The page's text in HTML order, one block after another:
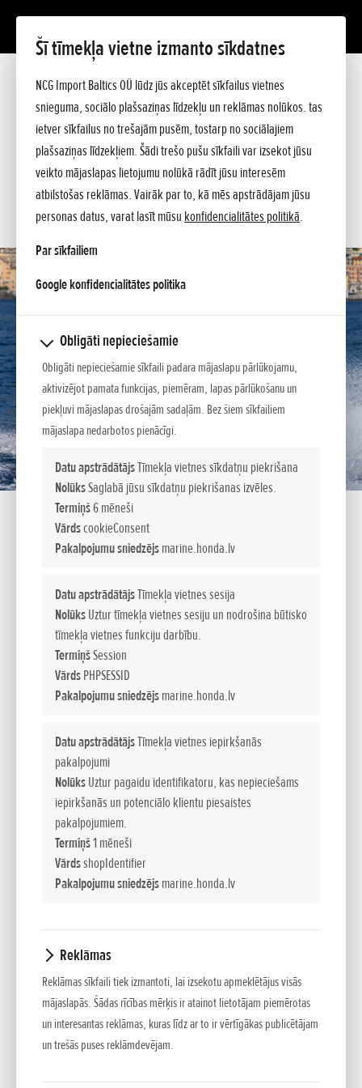
Šī tīmekļa vietne izmanto sīkdatnes
NCG Import Baltics OÜ lūdz jūs akceptēt sīkfailus vietnes
snieguma, sociālo plašsaziņas līdzekļu un reklāmas nolūkos. tas
ietver sīkfailus no trešajām pusēm, tostarp no sociālajiem
plašsaziņas līdzekļiem. Šādi trešo pušu sīkfaili var izsekot jūsu
veikto mājaslapas lietojumu nolūkā rādīt jūsu interesēm
atbilstošas reklāmas. Vairāk par to, kā mēs apstrādājam jūsu
personas datus, varat lasīt mūsu konfidencialitātes politikā.
Par sīkfailiem
Google konfidencialitātes politikaopens in a new tab
Obligāti nepieciešamie
Obligāti nepieciešamie sīkfaili padara mājaslapu pārlūkojamu,
aktivizējot pamata funkcijas, piemēram, lapas pārlūkošanu un
piekļuvi mājaslapas drošajām sadaļām. Bez šiem sīkfailiem
mājaslapa nedarbotos pienācīgi.
Datu apstrādātājsTīmekļa vietnes sīkdatņu piekrišana
NolūksSaglabā jūsu sīkdatņu piekrišanas izvēles.
Termiņš6 mēneši
VārdscookieConsent
Pakalpojumu sniedzējsmarine.honda.lv
Datu apstrādātājsTīmekļa vietnes sesija
NolūksUztur tīmekļa vietnes sesiju un nodrošina būtisko
tīmekļa vietnes funkciju darbību.
TermiņšSession
VārdsPHPSESSID
Pakalpojumu sniedzējsmarine.honda.lv
Datu apstrādātājsTīmekļa vietnes iepirkšanās
pakalpojumi
NolūksUztur pagaidu identifikatoru, kas nepieciešams
iepirkšanās un potenciālo klientu piesaistes
pakalpojumiem.
Termiņš1 mēneši
VārdsshopIdentifier
Pakalpojumu sniedzējsmarine.honda.lv
Reklāmas
Reklāmas sīkfaili tiek izmantoti, lai izsekotu apmeklētājus visās
mājaslapās. Šādas rīcības mērķis ir atainot lietotājam piemērotas
un interesantas reklāmas, kuras līdz ar to ir vērtīgākas publicētājam
un trešās puses reklāmdevējam.
Prezentācija
Tehniskie dati
Cenrādis
Jautājiet sīkāku informāciju
PIEDĀVĀJUMS
SERVISA LAIKS
KONTAKTI
BAUDAS PILNS ’’LIDOJUMS’’
Esiet gatavs piedzīvojumiem tur tālajā plašumā? Hondas
piekaramais motors BF 115 ir gatavs nogādāt jūs tur!
JAUDĪGS UN VIENMĒRĪGS BRAUCIENS
Tomēr šis motors nodrošina patiesi komfortablu gaitu,
pateicoties elektroniskajai degvielas iesmidzināšanas
sistēmai (PGM-FI), divu līdzsvara vārpstu sistēmai un motora
bloka pamatnē novietotajam spararatam, kas padara
vibrācijas līmeni gandrīz neesošu.
KATRS PILIENS IR SVARĪGS
gaisa-degvielas attiecību un degvielas iesmidzināšanas laiku,
degvielas kā parastie 2-taktu dzinēji. Un, ja kuģojat pie
zemiem apgriezieniem, tad ietaupījums sniedzas gandrīz līdz
PATIESA UZTICAMĪBAŠo motoru konstrukcija balstās uz
Honda Accord izturīgo 2,3-litru dzinēju, iekļaujot vairākus
šajā dzinējā izmantotus un pārbaudītus risinājumus.